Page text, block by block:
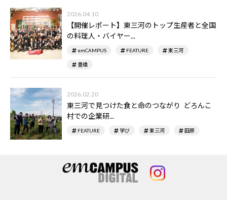
2026.04.10
【開催レポート】東三河のトップ生産者と全国
の料理人・バイヤー...
emCAMPUS FEATURE 東三河
豊橋
2026.02.20
東三河で見つけた食と命のつながり ―― どろんこ
村での企業研...
FEATURE 学び 東三河 田原